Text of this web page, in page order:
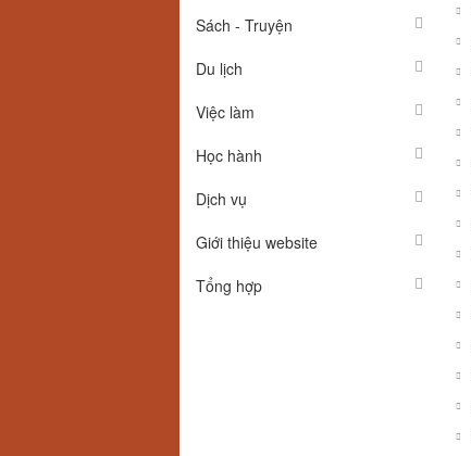
Sách - Truyện
Du lịch
Việc làm
Học hành
Dịch vụ
Giới thiệu website
Tổng hợp